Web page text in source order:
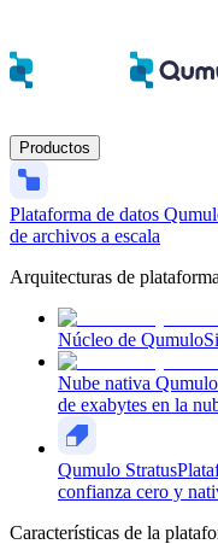
Productos
Plataforma de datos
de archivos a escala
Arquitecturas de plataforma
Núcleo de Qumulo
Nube nativa Qumulo
de exabytes en la
Qumulo Stratus
confianza cero y
Características de la